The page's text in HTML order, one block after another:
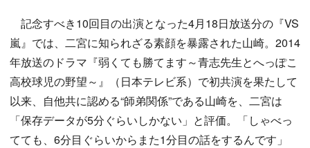
記念すべき10回目の出演となった4月18日放送分の『VS
嵐』では、二宮に知られざる素顔を暴露された山崎。2014
年放送のドラマ『弱くても勝てます～青志先生とへっぽこ
高校球児の野望～』（日本テレビ系）で初共演を果たして
以来、自他共に認める“師弟関係”である山崎を、二宮は
「保存データが5分ぐらいしかない」と評価。「しゃべっ
てても、6分目ぐらいからまた1分目の話をするんです」